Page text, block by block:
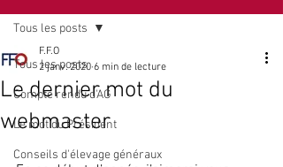
Tous les posts
Compte rendu d'AG
Le mot du Président
Conseils d'élevage généraux
Tous les posts
Le dernier mot du
webmaster
F.F.O
2 janv. 2020 6 min de lecture